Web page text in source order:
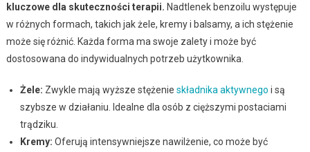
kluczowe dla skuteczności terapii. Nadtlenek benzoilu występuje
w różnych formach, takich jak żele, kremy i balsamy, a ich stężenie
może się różnić. Każda forma ma swoje zalety i może być
dostosowana do indywidualnych potrzeb użytkownika.
Żele: Zwykle mają wyższe stężenie składnika aktywnego i są
szybsze w działaniu. Idealne dla osób z cięższymi postaciami
trądziku.
Kremy: Oferują intensywniejsze nawilżenie, co może być